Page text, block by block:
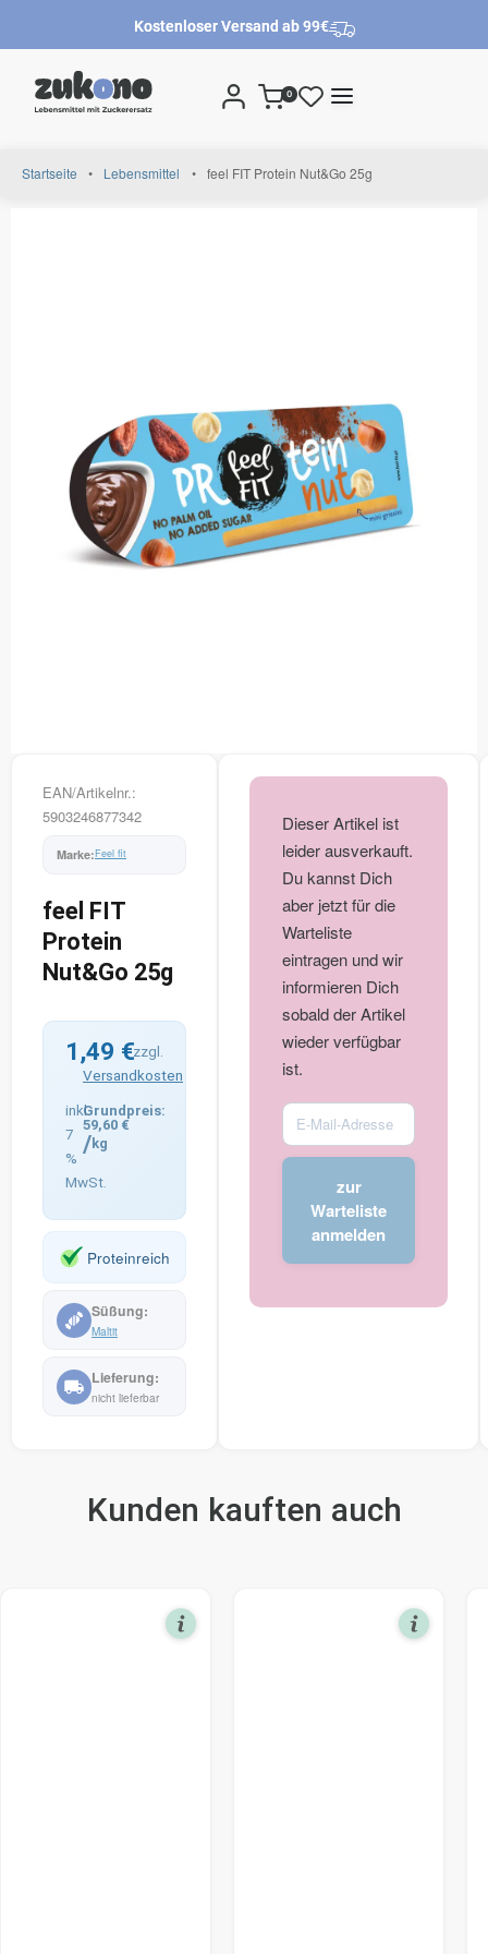
Kostenloser Versand ab 99€
0
Startseite • Lebensmittel • feel FIT Protein Nut&Go 25g
EAN/Artikelnr.:
5903246877342
Feel fit
feel FIT
Protein
Nut&Go 25g
1,49 €
inkl.
7
%
MwSt.
zzgl.
Versandkosten
59,60 €
/ kg
Proteinreich
Maltit
nicht lieferbar
Dieser Artikel ist
leider ausverkauft.
Du kannst Dich
aber jetzt für die
Warteliste
eintragen und wir
informieren Dich
sobald der Artikel
wieder verfügbar
ist.
Enter
your
email
address
waitlist
zur
Warteliste
anmelden
Kunden kauften auch